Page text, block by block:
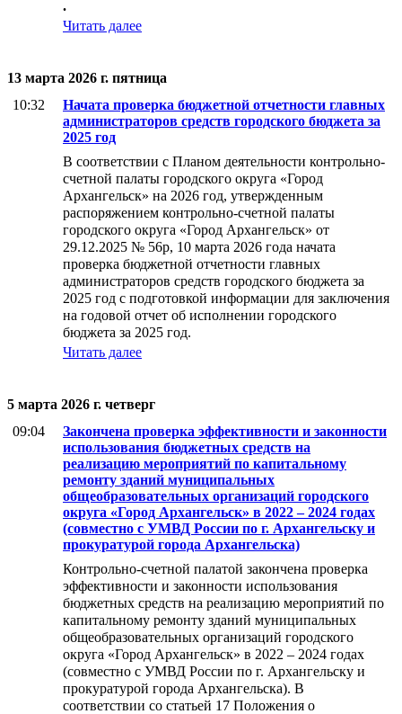
.
Читать далее
13 марта 2026 г. пятница
10:32
Начата проверка бюджетной отчетности главных
администраторов средств городского бюджета за
2025 год
В соответствии с Планом деятельности контрольно-
счетной палаты городского округа «Город
Архангельск» на 2026 год, утвержденным
распоряжением контрольно-счетной палаты
городского округа «Город Архангельск» от
29.12.2025 № 56р, 10 марта 2026 года начата
проверка бюджетной отчетности главных
администраторов средств городского бюджета за
2025 год с подготовкой информации для заключения
на годовой отчет об исполнении городского
бюджета за 2025 год.
Читать далее
5 марта 2026 г. четверг
09:04
Закончена проверка эффективности и законности
использования бюджетных средств на
реализацию мероприятий по капитальному
ремонту зданий муниципальных
общеобразовательных организаций городского
округа «Город Архангельск» в 2022 – 2024 годах
(совместно с УМВД России по г. Архангельску и
прокуратурой города Архангельска)
Контрольно-счетной палатой закончена проверка
эффективности и законности использования
бюджетных средств на реализацию мероприятий по
капитальному ремонту зданий муниципальных
общеобразовательных организаций городского
округа «Город Архангельск» в 2022 – 2024 годах
(совместно с УМВД России по г. Архангельску и
прокуратурой города Архангельска). В
соответствии со статьей 17 Положения о